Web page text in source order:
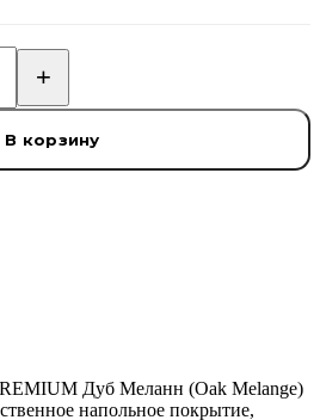
В корзину
Дуб Меланн (Oak Melange)
напольное покрытие,